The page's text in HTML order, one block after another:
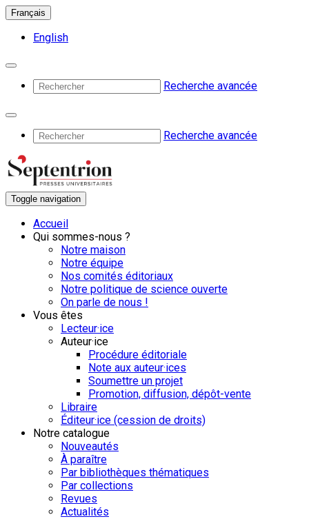
Français
English
Recherche avancée
Recherche avancée
Toggle navigation
Accueil
Qui sommes-nous ?
Notre maison
Notre équipe
Nos comités éditoriaux
Notre politique de science ouverte
On parle de nous !
Vous êtes
Lecteur·ice
Auteur·ice
Procédure éditoriale
Note aux auteur·ices
Soumettre un projet
Promotion, diffusion, dépôt-vente
Libraire
Éditeur·ice (cession de droits)
Notre catalogue
Nouveautés
À paraître
Par bibliothèques thématiques
Par collections
Revues
Actualités